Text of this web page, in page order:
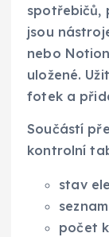
spotřebičů,
jsou
nebo
uložené.
fotek a
Součástí
kontrolní
stav
počet